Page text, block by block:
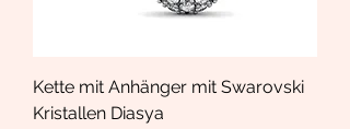
Kette mit Anhänger mit Swarovski
Kristallen Diasya